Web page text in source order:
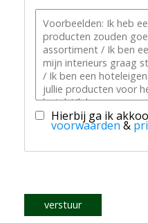
Hierbij ga ik
voorwaarden &
verstuur